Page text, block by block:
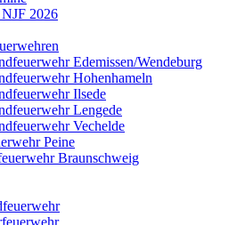
2026
Edemissen/Wendeburg
Hohenhameln
Ilsede
Lengede
Vechelde
Peine
Braunschweig